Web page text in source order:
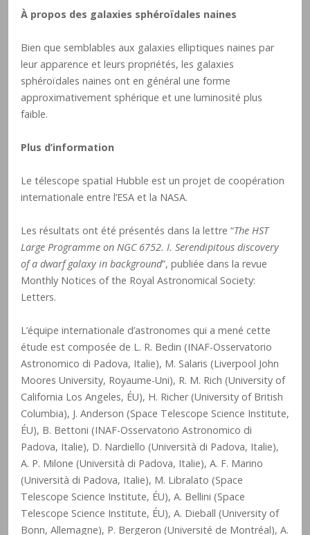
À propos des galaxies sphéroïdales naines
Bien que semblables aux galaxies elliptiques naines par
leur apparence et leurs propriétés, les galaxies
sphéroïdales naines ont en général une forme
approximativement sphérique et une luminosité plus
faible.
Plus d’information
Le télescope spatial Hubble est un projet de coopération
internationale entre l’ESA et la NASA.
Les résultats ont été présentés dans la lettre “The HST
Large Programme on NGC 6752. I. Serendipitous discovery
of a dwarf galaxy in background”, publiée dans la revue
Monthly Notices of the Royal Astronomical Society:
Letters.
L’équipe internationale d’astronomes qui a mené cette
étude est composée de L. R. Bedin (INAF-Osservatorio
Astronomico di Padova, Italie), M. Salaris (Liverpool John
Moores University, Royaume-Uni), R. M. Rich (University of
California Los Angeles, ÉU), H. Richer (University of British
Columbia), J. Anderson (Space Telescope Science Institute,
ÉU), B. Bettoni (INAF-Osservatorio Astronomico di
Padova, Italie), D. Nardiello (Università di Padova, Italie),
A. P. Milone (Università di Padova, Italie), A. F. Marino
(Università di Padova, Italie), M. Libralato (Space
Telescope Science Institute, ÉU), A. Bellini (Space
Telescope Science Institute, ÉU), A. Dieball (University of
Bonn, Allemagne), P. Bergeron (Université de Montréal), A.